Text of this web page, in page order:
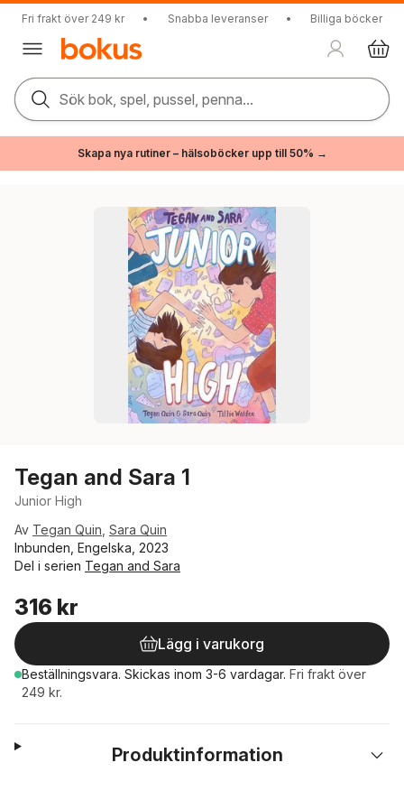
Fri frakt över 249 kr • Snabba leveranser • Billiga böcker
Sök bok, spel, pussel, penna...
Skapa nya rutiner – hälsoböcker upp till 50% →
Tegan and Sara 1
Junior High
Av Tegan Quin Sara Quin
Inbunden, Engelska, 2023
Del i serien Tegan and Sara
316 kr
Lägg i varukorg
Beställningsvara. Skickas inom 3-6 vardagar. Fri frakt över
249 kr.
Produktinformation